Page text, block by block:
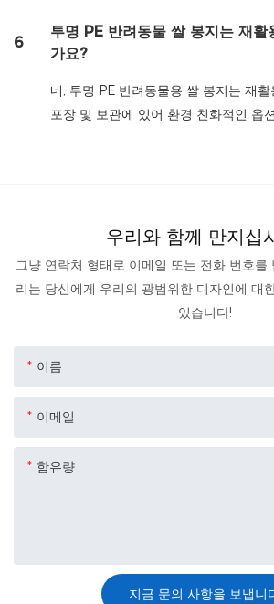
6
투명 PE 반려동물 쌀 봉지는 재활
가요?
네, 투명 PE 반려동물용 쌀 봉지는 재
포장 및 보관에 있어 환경 친화적인 옵
우리와 함께 만지십
그냥 연락처 형태로 이메일 또는 전화 번호를
리는 당신에게 우리의 광범위한 디자인에 대
있습니다!
이름
이메일
함유량
지금 문의 사항을 보냅니